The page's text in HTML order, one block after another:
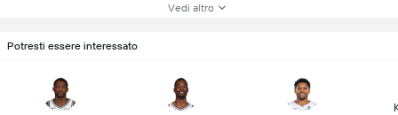
Vedi altro
Potresti essere interessato